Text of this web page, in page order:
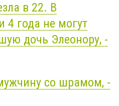
в 22. В
4 года не могут
дочь Элеонору, -
со шрамом, -